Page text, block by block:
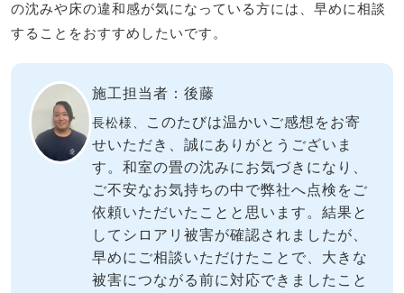
の沈みや床の違和感が気になっている方には、早めに相談
することをおすすめしたいです。
施工担当者：後藤
長松様、
このたびは温かいご感想をお寄
せいただき、誠にありがとうございま
す。 和室の畳の沈みにお気づきになり、
ご不安なお気持ちの中で弊社へ点検をご
依頼いただいたことと思います。結果と
してシロアリ被害が確認されましたが、
早めにご相談いただけたことで、大きな
被害につながる前に対応できましたこと